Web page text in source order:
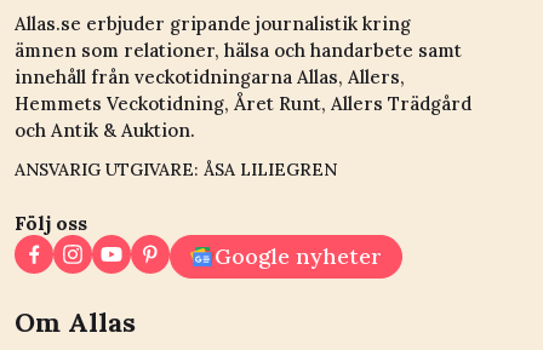
Allas.se erbjuder gripande journalistik kring
ämnen som relationer, hälsa och handarbete samt
innehåll från veckotidningarna Allas, Allers,
Hemmets Veckotidning, Året Runt, Allers Trädgård
och Antik & Auktion.
ANSVARIG UTGIVARE: ÅSA LILIEGREN
Följ oss
Google nyheter
Om Allas